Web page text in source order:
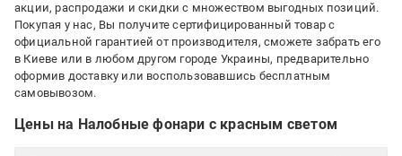
акции, распродажи и скидки с множеством выгодных позиций.
Покупая у нас, Вы получите сертифицированный товар с
официальной гарантией от производителя, сможете забрать его
в Киеве или в любом другом городе Украины, предварительно
оформив доставку или воспользовавшись бесплатным
самовывозом.
Цены на Налобные фонари с красным светом